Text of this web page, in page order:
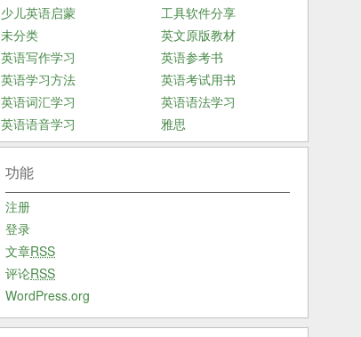
少儿英语启蒙
工具软件分享
未分类
英文原版教材
英语写作学习
英语参考书
英语学习方法
英语考试用书
英语词汇学习
英语语法学习
英语语音学习
雅思
功能
注册
登录
文章RSS
评论RSS
WordPress.org